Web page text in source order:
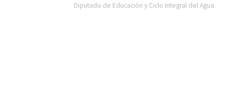
Diputado de Educación y Ciclo Integral del Agua